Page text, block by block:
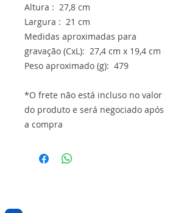
Altura : 27,8 cm
Largura : 21 cm
Medidas aproximadas para
gravação (CxL): 27,4 cm x 19,4 cm
Peso aproximado (g): 479
*O frete não está incluso no valor
do produto e será negociado após
a compra